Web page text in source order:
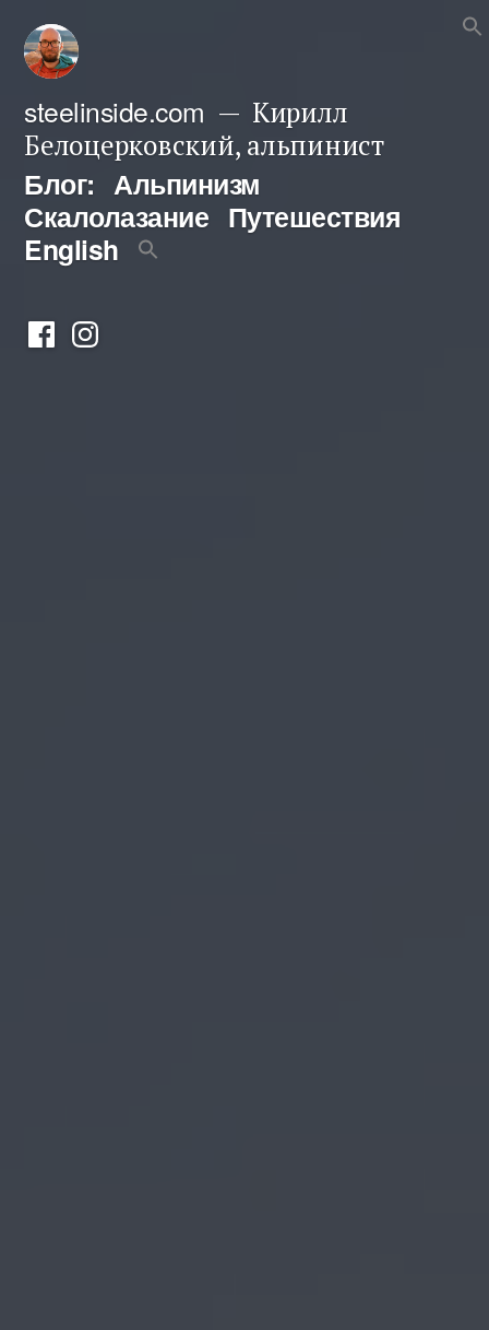
Перейти
содержимому
steelinside.com
Кирилл
Белоцерковский, альпинист
Блог: Альпинизм
Скалолазание Путешествия
English
ФейсбукИнстаграм